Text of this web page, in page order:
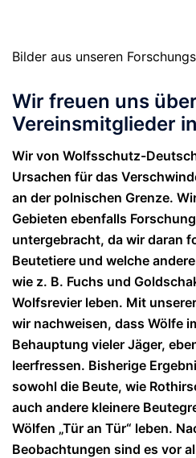
Bilder aus unseren
Wir freuen uns
Vereinsmitglieder
Wir von Wolfsschutz-
Ursachen für das
an der polnischen Grenze.
Gebieten ebenfalls
untergebracht, da wir daran
Beutetiere und welche
wie z. B. Fuchs und
Wolfsrevier leben. Mit
wir nachweisen, dass Wölfe
Behauptung vieler Jäger,
leerfressen. Bisherige
sowohl die Beute, wie
auch andere kleinere
Wölfen „Tür an Tür“ leben.
Beobachtungen sind es vor